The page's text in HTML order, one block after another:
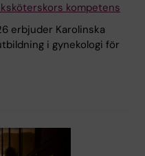
kompetens
erbjuder Karolinska
i gynekologi för